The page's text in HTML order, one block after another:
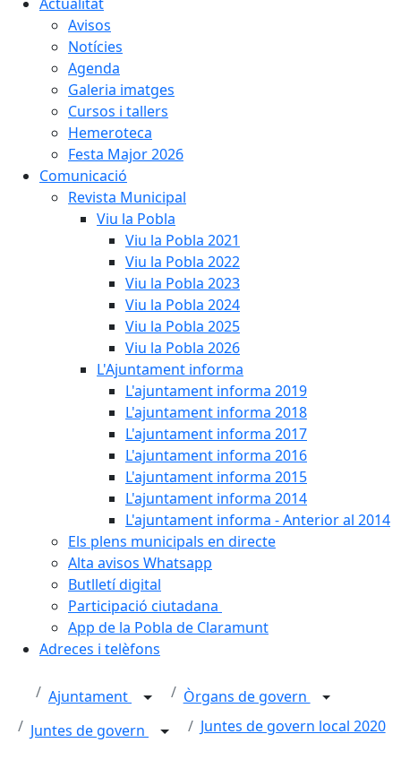
Avisos
Notícies
Agenda
Galeria imatges
Cursos i tallers
Hemeroteca
Festa Major 2026
Comunicació
Revista Municipal
Viu la Pobla
Viu la Pobla 2021
Viu la Pobla 2022
Viu la Pobla 2023
Viu la Pobla 2024
Viu la Pobla 2025
Viu la Pobla 2026
L'Ajuntament informa
L'ajuntament informa 2019
L'ajuntament informa 2018
L'ajuntament informa 2017
L'ajuntament informa 2016
L'ajuntament informa 2015
L'ajuntament informa 2014
L'ajuntament informa - Anterior al 2014
Els plens municipals en directe
Alta avisos Whatsapp
Butlletí digital
Participació ciutadana
App de la Pobla de Claramunt
Adreces i telèfons
Ajuntament
Òrgans de govern
Juntes de govern
Juntes de govern local 2020